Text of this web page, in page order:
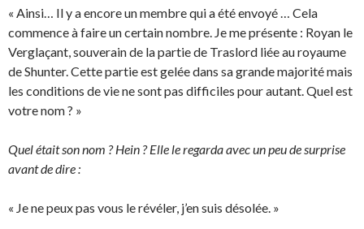
« Ainsi… Il y a encore un membre qui a été envoyé … Cela
commence à faire un certain nombre. Je me présente : Royan le
Verglaçant, souverain de la partie de Traslord liée au royaume
de Shunter. Cette partie est gelée dans sa grande majorité mais
les conditions de vie ne sont pas difficiles pour autant. Quel est
votre nom ? »
Quel était son nom ? Hein ? Elle le regarda avec un peu de surprise
avant de dire :
« Je ne peux pas vous le révéler, j’en suis désolée. »